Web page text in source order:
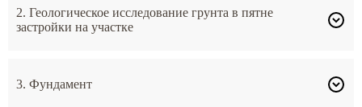
2. Геологическое исследование грунта в пятне
застройки на участке
3. Фундамент